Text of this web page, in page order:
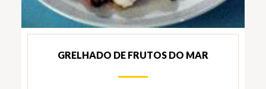
GRELHADO DE FRUTOS DO MAR